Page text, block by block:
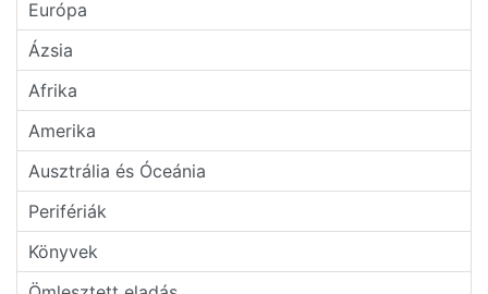
Európa
Ázsia
Afrika
Amerika
Ausztrália és Óceánia
Perifériák
Könyvek